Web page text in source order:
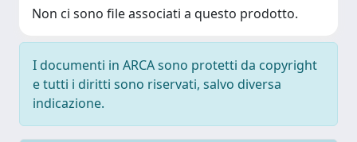
Non ci sono file associati a questo prodotto.
I documenti in ARCA sono protetti da copyright
e tutti i diritti sono riservati, salvo diversa
indicazione.